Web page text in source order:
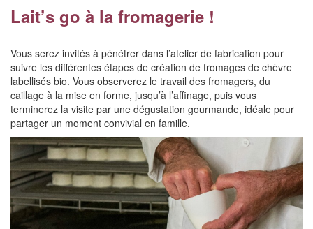
Lait’s go à la fromagerie !
Vous serez invités à pénétrer dans l’atelier de fabrication pour
suivre les différentes étapes de création de fromages de chèvre
labellisés bio. Vous observerez le travail des fromagers, du
caillage à la mise en forme, jusqu’à l’affinage, puis vous
terminerez la visite par une dégustation gourmande, idéale pour
partager un moment convivial en famille.